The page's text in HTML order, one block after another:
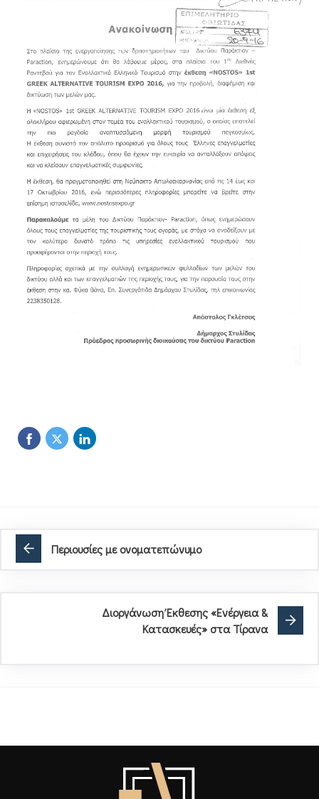
Περιουσίες με ονοματεπώνυμο
Διοργάνωση Έκθεσης «Ενέργεια &
Κατασκευές» στα Τίρανα